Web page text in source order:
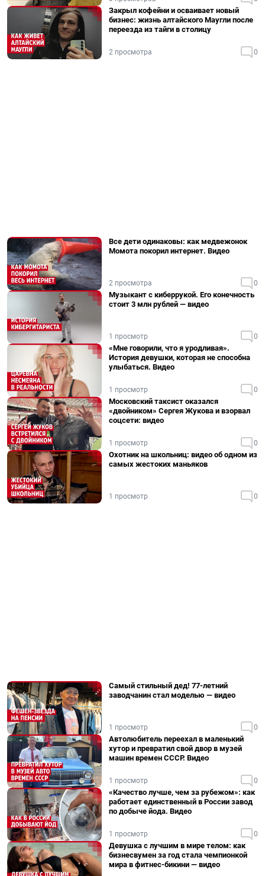
Закрыл кофейни и осваивает новый
бизнес: жизнь алтайского Маугли после
переезда из тайги в столицу
2 просмотра 0
Все дети одинаковы: как медвежонок
Момота покорил интернет. Видео
2 просмотра 0
Музыкант с киберрукой. Его конечность
стоит 3 млн рублей — видео
1 просмотр 0
«Мне говорили, что я уродливая».
История девушки, которая не способна
улыбаться. Видео
1 просмотр 0
Московский таксист оказался
«двойником» Сергея Жукова и взорвал
соцсети: видео
1 просмотр 0
Охотник на школьниц: видео об одном из
самых жестоких маньяков
1 просмотр 0
Самый стильный дед! 77-летний
заводчанин стал моделью — видео
1 просмотр 0
Автолюбитель переехал в маленький
хутор и превратил свой двор в музей
машин времен СССР. Видео
1 просмотр 0
«Качество лучше, чем за рубежом»: как
работает единственный в России завод
по добыче йода. Видео
1 просмотр 0
Девушка с лучшим в мире телом: как
бизнесвумен за год стала чемпионкой
мира в фитнес-бикини — видео